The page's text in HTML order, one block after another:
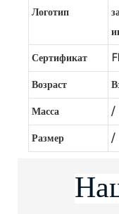
Логотип
Сертификат
Возраст
Масса /
Размер /